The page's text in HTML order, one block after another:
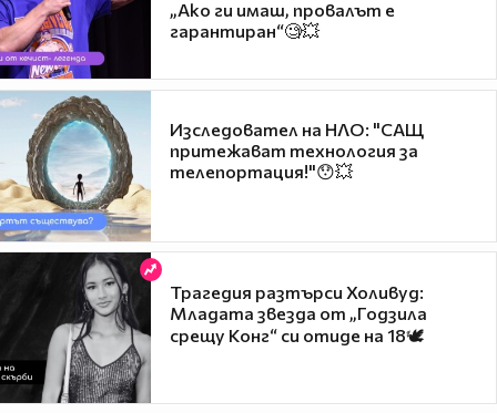
„Ако ги имаш, провалът е
гарантиран“🧐💥
Изследовател на НЛО: "САЩ
притежават технология за
телепортация!"😯💥
Трагедия разтърси Холивуд:
Младата звезда от „Годзила
срещу Конг“ си отиде на 18🕊️